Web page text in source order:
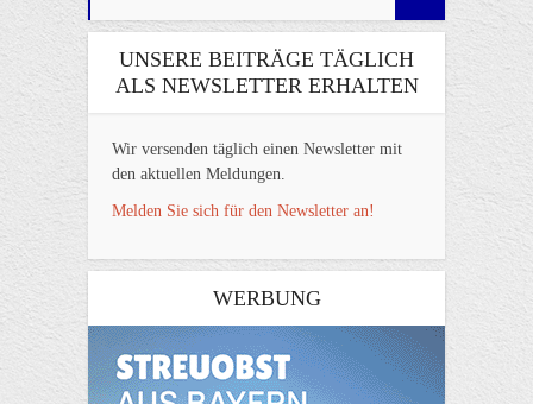
UNSERE BEITRÄGE TÄGLICH
ALS NEWSLETTER ERHALTEN
Wir versenden täglich einen Newsletter mit
den aktuellen Meldungen.
Melden Sie sich für den Newsletter an!
WERBUNG